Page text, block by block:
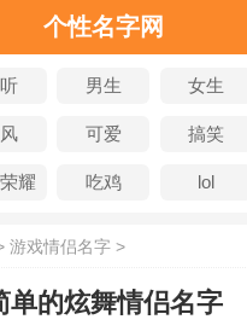
个性名字网
男生 女生
可爱 搞笑
耀 吃鸡 lol
游戏情侣名字 >
单的炫舞情侣名字